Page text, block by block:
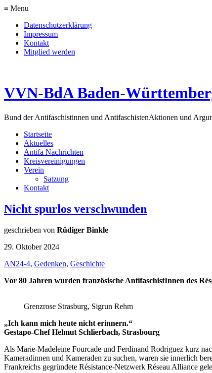
≡ Menu
Datenschutzerklärung
Impressum
Kontakt
Mitglied werden
VVN-BdA Baden-
Bund der Antifaschistinnen und AntifaschistenAktionen und
Startseite
Aktuelles
Antifa Nachrichten
Kreisvereinigungen
Verein
Satzung
Kontakt
Nicht spurlos verschwunden
geschrieben von Rüdiger Binkle
29. Oktober 2024
AN24-4, Gedenken, Geschichte
Vor 80 Jahren wurden französische AntifaschistInnen des
Grenzrose Strasburg, Sigrun Rehm
„Ich kann mich heute nicht erinnern.“
Gestapo-Chef Helmut Schlierbach, Strasbourg
Als Marie-Madeleine Fourcade und Ferdinand Rodriguez kurz
Kameradinnen und Kameraden zu suchen, waren sie innerlich
Frankreichs gegründete Résistance-Netzwerk Réseau Alliance